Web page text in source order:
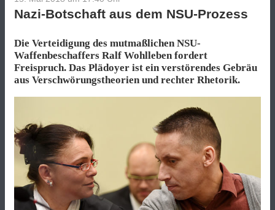
Nazi-Botschaft aus dem NSU-Prozess
Die Verteidigung des mutmaßlichen NSU-
Waffenbeschaffers Ralf Wohlleben fordert
Freispruch. Das Plädoyer ist ein verstörendes Gebräu
aus Verschwörungstheorien und rechter Rhetorik.